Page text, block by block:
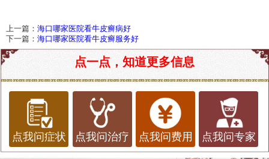
上一篇： 海口哪家医院看牛皮癣病好
下一篇： 海口哪家医院看牛皮癣服务好
点一点，知道更多信息
点我问症状 点我问治疗 点我问费用 点我问专家